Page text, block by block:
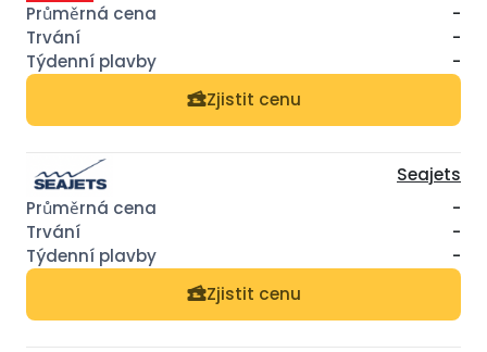
-
-
-
Zjistit cenu
Seajets
-
-
-
Zjistit cenu